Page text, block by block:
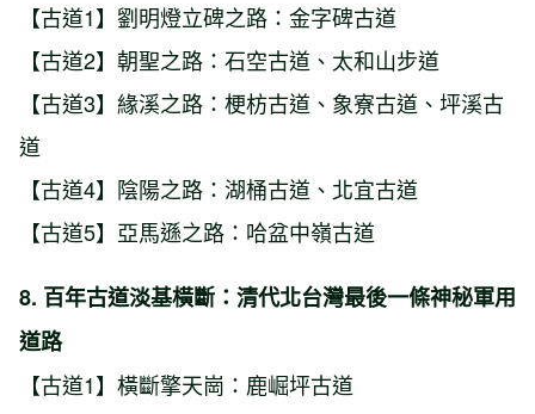
【古道1】劉明燈立碑之路：金字碑古道
【古道2】朝聖之路：石空古道、太和山步道
【古道3】緣溪之路：梗枋古道、象寮古道、坪溪古
道
【古道4】陰陽之路：湖桶古道、北宜古道
【古道5】亞馬遜之路：哈盆中嶺古道
8. 百年古道淡基橫斷：清代北台灣最後一條神秘軍用
道路
【古道1】橫斷擎天崗：鹿崛坪古道